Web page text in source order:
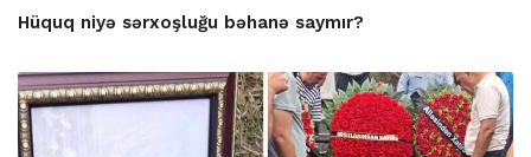
Hüquq niyə sərxoşluğu bəhanə saymır?